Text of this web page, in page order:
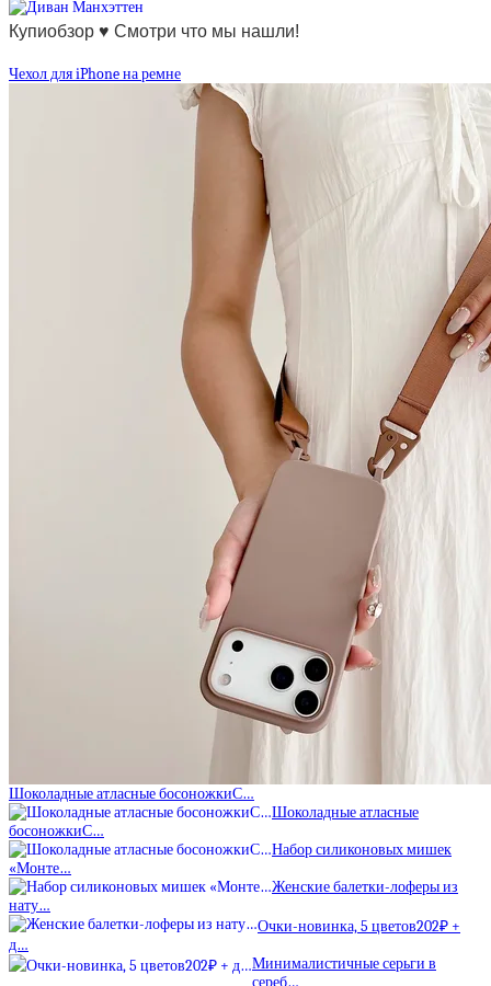
Купиобзор ♥ Смотри что мы нашли!
Чехол для iPhone на ремне
Шоколадные атласные босоножкиС…
Шоколадные атласные
босоножкиС…
Набор силиконовых мишек
«Монте…
Женские балетки-лоферы из
нату…
Очки-новинка, 5 цветов202₽ +
д…
Минималистичные серьги в
сереб…